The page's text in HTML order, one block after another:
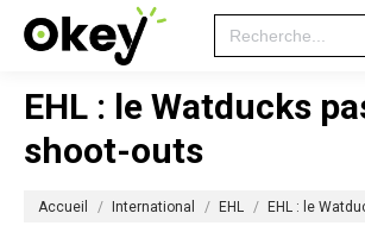
Search
for:
EHL : le Watducks
shoot-outs
Accueil International EHL EHL : le